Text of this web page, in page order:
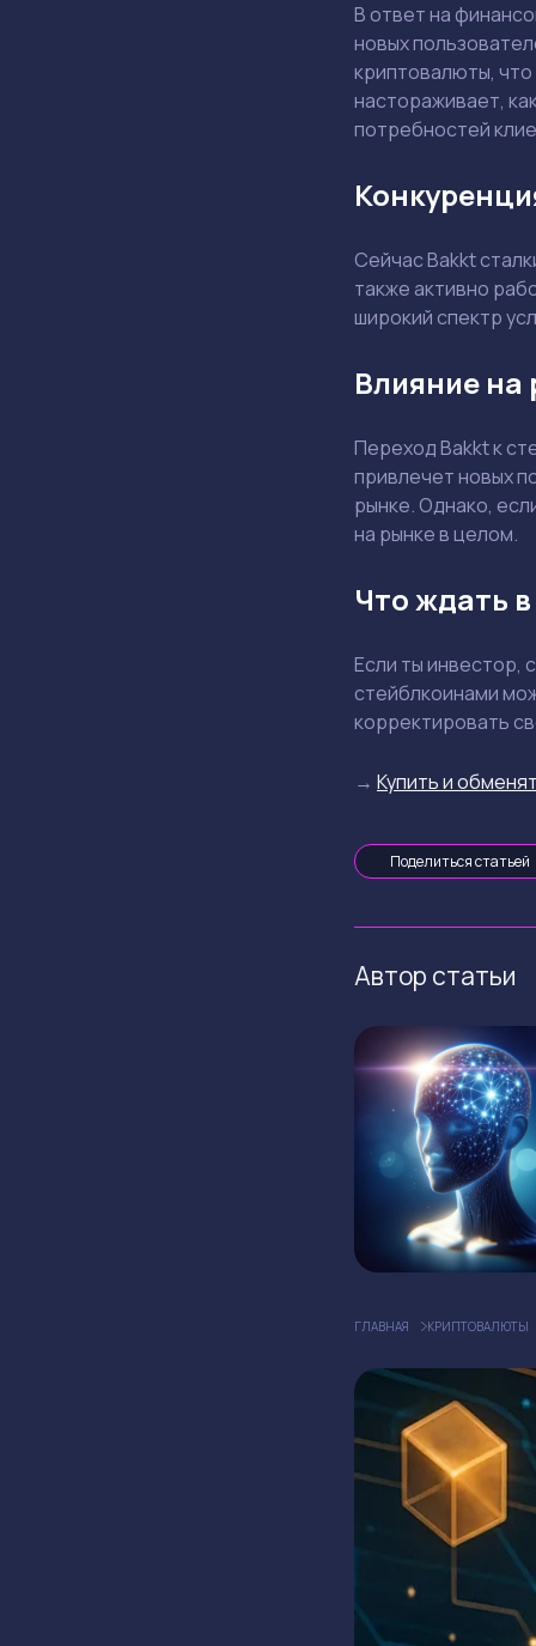
В ответ на
новых
криптовалюты,
настораживает,
потребностей
Сейчас Bakkt
также активно
широкий спектр
Влияние на
Переход Bakkt к
привлечет новых
рынке. Однако,
на рынке в целом.
Что ждать
Если ты инвестор,
стейблкоинами
корректировать
→ Купить и
Поделиться статьей
Автор статьи
ГЛАВНАЯ КРИПТОВАЛЮТЫ